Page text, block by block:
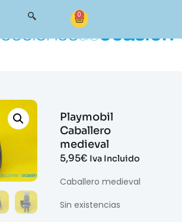
0
Playmobil
Caballero
medieval
5,95€ Iva Incluido
Caballero medieval
Sin existencias